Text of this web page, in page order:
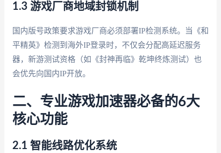
1.3 游戏厂商地域封锁机制
国内版号政策要求游戏厂商必须部署IP检测系统。当《和
平精英》检测到海外IP登录时，不仅会分配高延迟服务
器，新游测试资格（如《封神再临》乾坤终炼测试）也
会优先向国内IP开放。
二、专业游戏加速器必备的6大
核心功能
2.1 智能线路优化系统